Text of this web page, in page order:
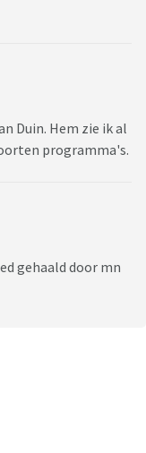
Duin. Hem zie ik al
programma's.
gehaald door mn